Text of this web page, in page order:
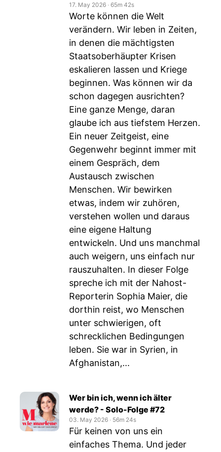
17. May 2026 ‧ 65m 42s
Worte können die Welt
verändern. Wir leben in Zeiten,
in denen die mächtigsten
Staatsoberhäupter Krisen
eskalieren lassen und Kriege
beginnen. Was können wir da
schon dagegen ausrichten?
Eine ganze Menge, daran
glaube ich aus tiefstem Herzen.
Ein neuer Zeitgeist, eine
Gegenwehr beginnt immer mit
einem Gespräch, dem
Austausch zwischen
Menschen. Wir bewirken
etwas, indem wir zuhören,
verstehen wollen und daraus
eine eigene Haltung
entwickeln. Und uns manchmal
auch weigern, uns einfach nur
rauszuhalten. In dieser Folge
spreche ich mit der Nahost-
Reporterin Sophia Maier, die
dorthin reist, wo Menschen
unter schwierigen, oft
schrecklichen Bedingungen
leben. Sie war in Syrien, in
Afghanistan,...
Wer bin ich, wenn ich älter
werde? - Solo-Folge #72
03. May 2026 ‧ 56m 24s
Für keinen von uns ein
einfaches Thema. Und jeder